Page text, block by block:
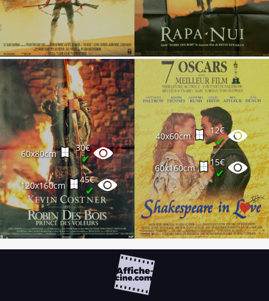
60x80cm
30€
✔
120x160cm
45€
✔
40x60cm
12€
✔
60x160cm
15€
✔